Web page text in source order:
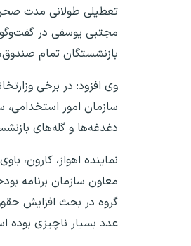
تعطیلی طولانی مدت
بازنشستگان تمام
وی افزود: در برخی
سازمان امور استخدامی،
دغدغه‌ها و گله‌های
نماینده اهواز،
معاون سازمان برنامه
گروه در بحث افزایش
عدد بسیار ناچیزی بوده